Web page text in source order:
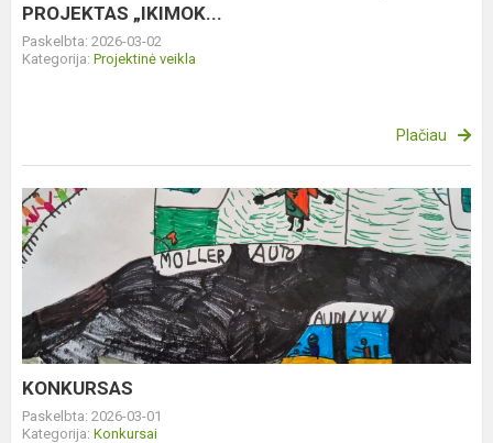
PROJEKTAS „IKIMOK...
Paskelbta: 2026-03-02
Kategorija: Projektinė veikla
Plačiau
KONKURSAS
KONKURSAS
Paskelbta: 2026-03-01
Kategorija: Konkursai